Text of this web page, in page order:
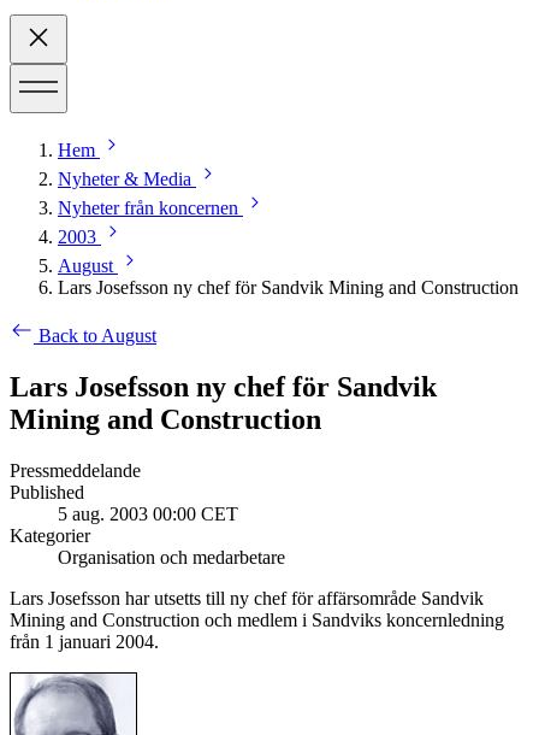
Hem
Nyheter & Media
Nyheter från koncernen
2003
August
Lars Josefsson ny chef för Sandvik Mining and Construction
Back to August
Lars Josefsson ny chef för Sandvik
Mining and Construction
Pressmeddelande
Published
5 aug. 2003 00:00 CET
Kategorier
Organisation och medarbetare
Lars Josefsson har utsetts till ny chef för affärsområde Sandvik
Mining and Construction och medlem i Sandviks koncernledning
från 1 januari 2004.